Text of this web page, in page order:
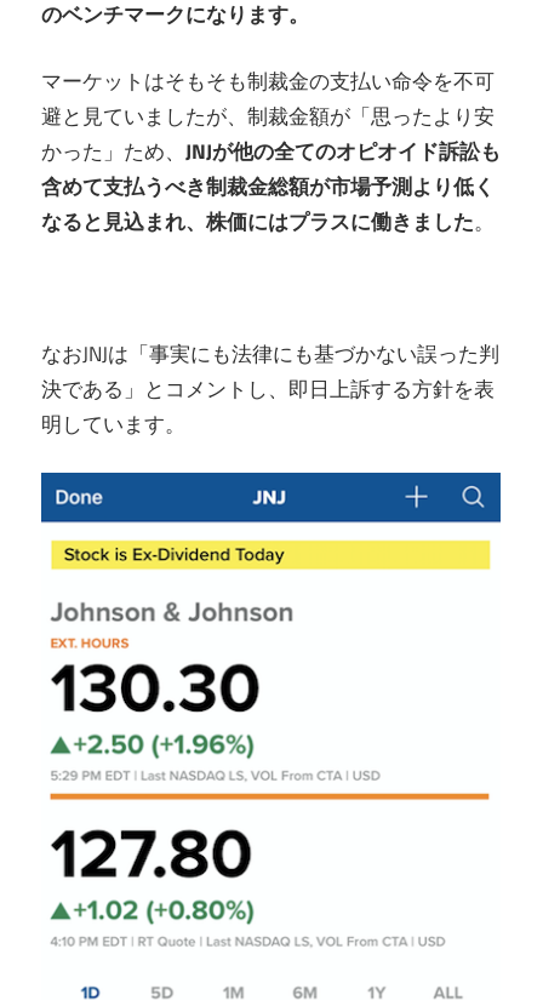
のベンチマークになります。
マーケットはそもそも制裁金の支払い命令を不可
避と見ていましたが、制裁金額が「思ったより安
かった」ため、 JNJが他の全てのオピオイド訴訟も
含めて支払うべき制裁金総額が市場予測より低く
なると見込まれ、株価にはプラスに働きました。
なおJNJは「事実にも法律にも基づかない誤った判
決である」とコメントし、即日上訴する方針を表
明しています。